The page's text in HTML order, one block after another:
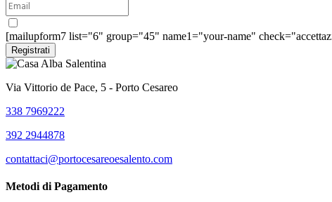
[mailupform7 list="6" group="45" name1="your-name"
Via Vittorio de Pace, 5 - Porto Cesareo
338 7969222
392 2944878
contattaci@portocesareoesalento.com
Metodi di Pagamento